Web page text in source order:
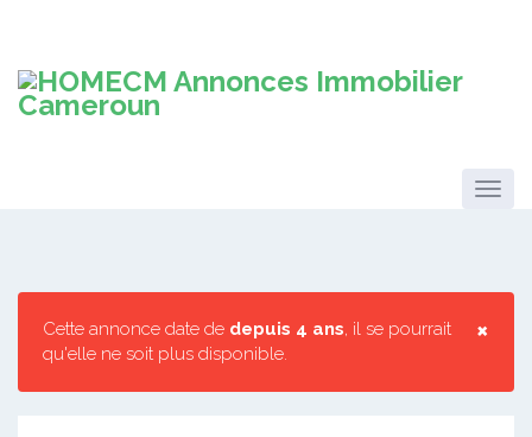
×
Cette annonce date de depuis 4 ans, il se pourrait
qu'elle ne soit plus disponible.